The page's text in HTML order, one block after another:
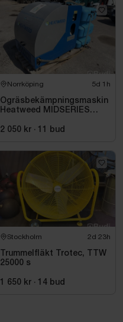
Norrköping 5d 1h
Ogräsbekämpningsmaskin
Heatweed MIDSERIES
2 050 kr · 11 bud
Stockholm 2d 23h
Trummelfläkt Trotec, TTW
25000 s
1 650 kr · 14 bud